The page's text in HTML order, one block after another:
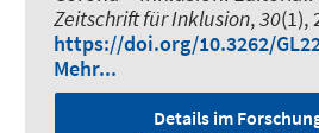
Zeitschrift für Inklusion,30(1),
https://doi.org/10.3262/
Mehr...
Details im